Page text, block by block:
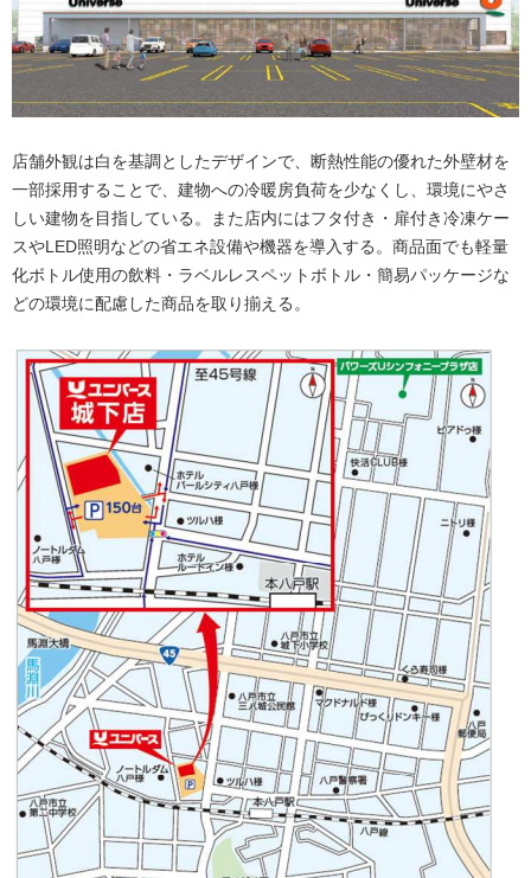
店舗外観は白を基調としたデザインで、断熱性能の優れた外壁材を
⼀部採用することで、建物への冷暖房負荷を少なくし、環境にやさ
しい建物を⽬指している。また店内にはフタ付き・扉付き冷凍ケー
スやLED照明などの省エネ設備や機器を導入する。商品面でも軽量
化ボトル使用の飲料・ラベルレスペットボトル・簡易パッケージな
どの環境に配慮した商品を取り揃える。